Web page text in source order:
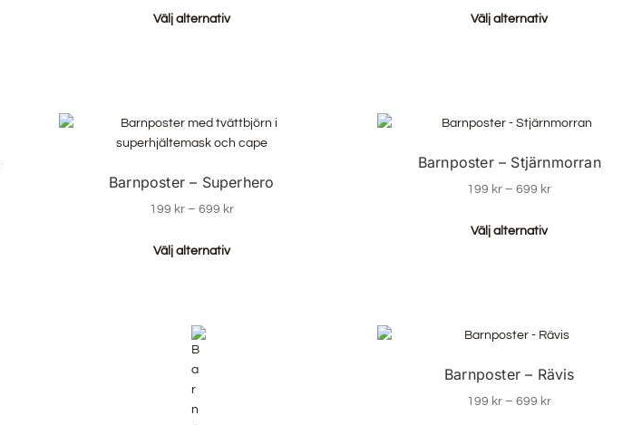
Välj alternativ Välj alternativ
Barnposter – Superhero
199 kr – 699 kr
Välj alternativ
Barnposter – Stjärnmorran
199 kr – 699 kr
Välj alternativ
Barnposter – Rävis
199 kr – 699 kr